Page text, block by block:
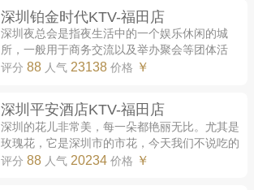
深圳铂金时代KTV-福田店
深圳夜总会是指夜生活中的一个娱乐休闲的城
所，一般用于商务交流以及举办聚会等团体活
动。适用于商务招待，朋友聚会，个人娱乐等。
评分 88 人气 23138 价格 ￥
深圳平安酒店KTV-福田店
深圳的花儿非常美，每一朵都艳丽无比。尤其是
玫瑰花，它是深圳市的市花，今天我们不说吃的
也不说哪个商业街最好玩，今天要说的是深圳的
评分 88 人气 20234 价格 ￥